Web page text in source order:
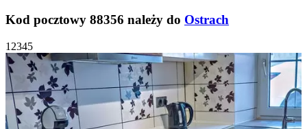
Kod pocztowy 88356 należy do Ostrach
1 2345